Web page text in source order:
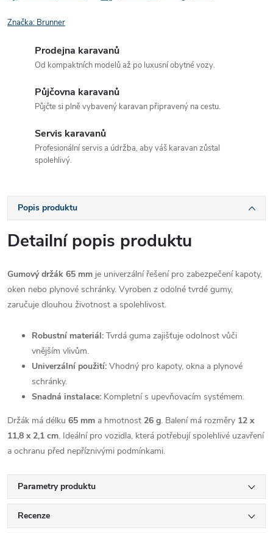
Značka: Brunner
Prodejna karavanů
Od kompaktních modelů až po luxusní obytné vozy.
Půjčovna karavanů
Půjčte si plně vybavený karavan připravený na cestu.
Servis karavanů
Profesionální servis a údržba, aby váš karavan zůstal
spolehlivý.
Popis produktu
Detailní popis produktu
Gumový držák 65 mm je univerzální řešení pro zabezpečení kapoty,
oken nebo plynové schránky. Vyroben z odolné tvrdé gumy,
zaručuje dlouhou životnost a spolehlivost.
Robustní materiál: Tvrdá guma zajišťuje odolnost vůči
vnějším vlivům.
Univerzální použití: Vhodný pro kapoty, okna a plynové
schránky.
Snadná instalace: Kompletní s upevňovacím systémem.
Držák má délku 65 mm a hmotnost 26 g. Balení má rozměry 12 x
11,8 x 2,1 cm. Ideální pro vozidla, která potřebují spolehlivé uzavření
a ochranu před nepříznivými podmínkami.
Parametry produktu
Recenze